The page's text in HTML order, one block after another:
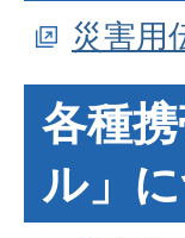
災害用
各種
ル」